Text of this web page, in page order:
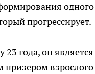
прогрессирует.
23 года, он
призером